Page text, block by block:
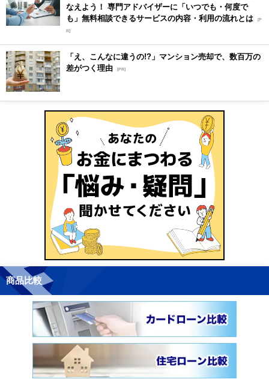
なえよう！ 専門アドバイザーに「いつでも・何度で
も」無料相談できるサービスの内容・利用の流れとは [P
R]
「え、こんなに違うの!?」マンション売却で、数百万の
差がつく理由 [PR]
商品比較